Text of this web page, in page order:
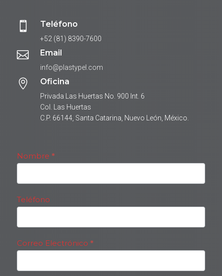
 Teléfono
+52 (81) 8390-7600
 Email
info@plastypel.com
 Oficina
Privada Las Huertas No. 900 Int. 6
Col. Las Huertas
C.P. 66144, Santa Catarina, Nuevo León, México.
Contacto
Nombre *
Teléfono
Correo Electrónico *
S
i
e
h
m
n